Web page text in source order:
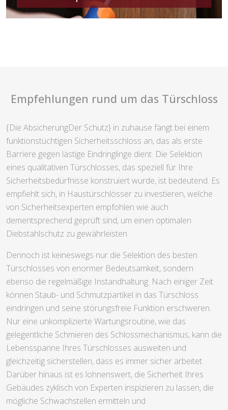
Empfehlungen rund um das Türschloss
{Die AbsicherungDer Schutz} in zuhause fängt bei einem
funktionstüchtigen Sicherheitsschloss an, das als erste
Barriere gegen lästige Eindringlinge dient. Die Selektion
eines qualitativen Türschlosses, das speziell für Ihre
Sicherheitsbedürfnisse konstruiert wurde, ist bedeutend. Es
empfiehlt sich, in Haustürschlösser zu investieren, welche
von Sicherheitsexperten empfohlen wie auch
dementsprechend geprüft sind, um einen optimalen
Diebstahlschutz zu gewährleisten.
Dennoch ist keineswegs nur die Selektion des besten
Türschlosses von enormer Bedeutsamkeit, sondern
ebenso die regelmäßige Instandhaltung. Nach einiger Zeit
können Staub- und Schmutzpartikel in das Türschloss
eindringen und seine störungsfreie Funktion erschweren.
Nur eine unkomplizierte Wartungsroutine, wie das
gelegentliche Schmieren des Schlossmechanismus, kann die
Lebensspanne Ihres Türschlosses ausweiten und
gleichzeitig sicherstellen, dass es immer sicher arbeitet.
Darüber hinaus ist es lohnenswert, die Sicherheit Ihres
Gebäudes zyklisch von Experten inspizieren zu lassen, die
mögliche Schwachstellen ermitteln und